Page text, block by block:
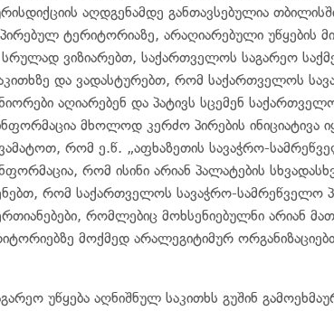
აღდგენამდე განთავსებულია
ტერიტორიაზე, არაღიარებული უწყების
ვიზიარებთ, საქართველოს საგარეო
და ვადასტურებთ, რომ საქართველოს
აღიარებენ და პატივს სცემენ
მხოლოდ კერძო პირების ინიციატივა
რომ ე.წ. „აფხაზეთის სავაჭრო-
რომ ისინი არიან პალატების
რომ საქართველოს სავაჭრო-სამრეწველო
რომლებიც მოხსენიებულნი არიან
მოქმედ არალეგიტიმურ
უწყება აღნიშნულ საკითხს გუშინ